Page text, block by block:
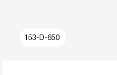
153-D-650